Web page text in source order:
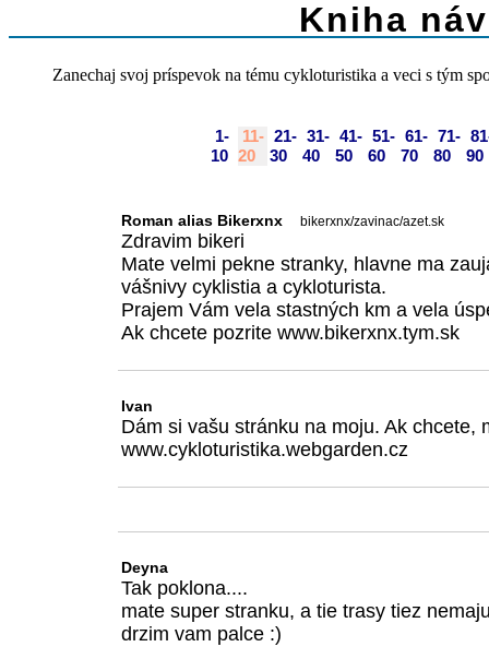
Kniha
Zanechaj svoj príspevok na tému cykloturistika a veci s tým
1-
10
11-
20
21-
30
31-
40
41-
50
51-
60
61-
70
71-
80
90
Roman alias Bikerxnx bikerxnx/zavinac/azet.sk
Zdravim bikeri
Mate velmi pekne stranky, hlavne ma
vášnivy cyklistia a cykloturista.
Prajem Vám vela stastných km a vela
Ak chcete pozrite www.bikerxnx.tym.sk
Ivan
Dám si vašu stránku na moju. Ak chcete,
www.cykloturistika.webgarden.cz
Deyna
Tak poklona....
mate super stranku, a tie trasy tiez
drzim vam palce :)